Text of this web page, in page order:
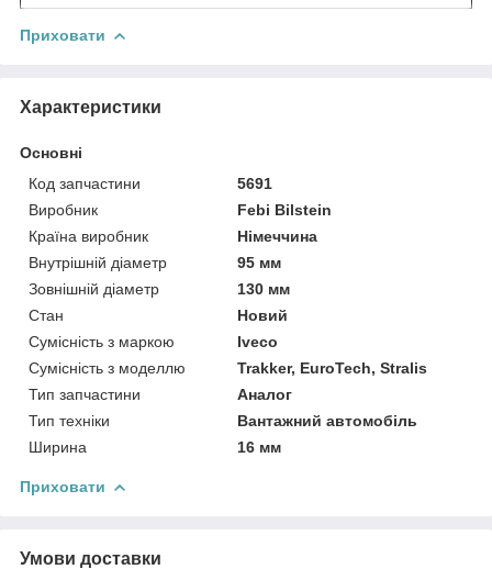
Приховати
Характеристики
Основні
Код запчастини
5691
Виробник
Febi Bilstein
Країна виробник
Німеччина
Внутрішній діаметр
95 мм
Зовнішній діаметр
130 мм
Стан
Новий
Сумісність з маркою
Iveco
Сумісність з моделлю
Trakker, EuroTech, Stralis
Тип запчастини
Аналог
Тип техніки
Вантажний автомобіль
Ширина
16 мм
Приховати
Умови доставки